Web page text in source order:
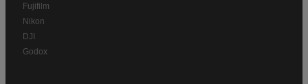
Fujifilm
Nikon
DJI
Godox